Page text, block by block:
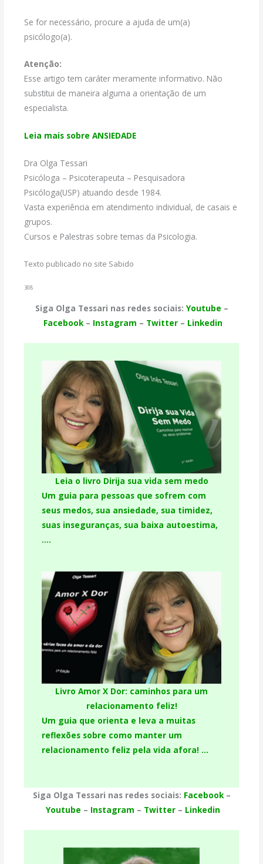
Se for necessário, procure a ajuda de um(a)
psicólogo(a).
Atenção:
Esse artigo tem caráter meramente informativo. Não
substitui de maneira alguma a orientação de um
especialista.
Leia mais sobre ANSIEDADE
Dra Olga Tessari
Psicóloga – Psicoterapeuta – Pesquisadora
Psicóloga(USP) atuando desde 1984.
Vasta experiência em atendimento individual, de casais e
grupos.
Cursos e Palestras sobre temas da Psicologia.
Texto publicado no site Sabido
308
Siga Olga Tessari nas redes sociais: Youtube –
Facebook– Instagram – Twitter– Linkedin
Leia o livro Dirija sua vida sem medo
Um guia para pessoas que sofrem com
seus medos, sua ansiedade, sua timidez,
suas inseguranças, sua baixa autoestima,
….
Livro Amor X Dor: caminhos para um
relacionamento feliz!
Um guia que orienta e leva a muitas
reflexões sobre como manter um
relacionamento feliz pela vida afora! …
Siga Olga Tessari nas redes sociais: Facebook–
Youtube – Instagram – Twitter– Linkedin